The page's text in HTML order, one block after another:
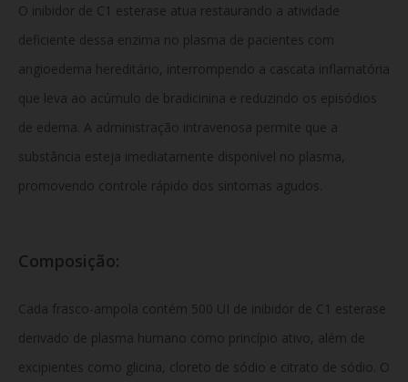
O inibidor de C1 esterase atua restaurando a atividade
deficiente dessa enzima no plasma de pacientes com
angioedema hereditário, interrompendo a cascata inflamatória
que leva ao acúmulo de bradicinina e reduzindo os episódios
de edema. A administração intravenosa permite que a
substância esteja imediatamente disponível no plasma,
promovendo controle rápido dos sintomas agudos.
Composição:
Cada frasco-ampola contém 500 UI de inibidor de C1 esterase
derivado de plasma humano como princípio ativo, além de
excipientes como glicina, cloreto de sódio e citrato de sódio. O